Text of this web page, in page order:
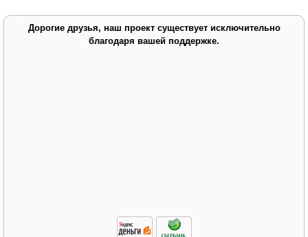
Дорогие друзья, наш проект существует исключительно
благодаря вашей поддержке.